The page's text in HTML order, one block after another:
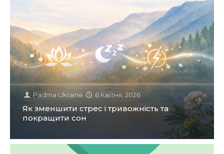
Padma Ukraine 6 Квітня, 2026
Як зменшити стрес і тривожність та
покращити сон